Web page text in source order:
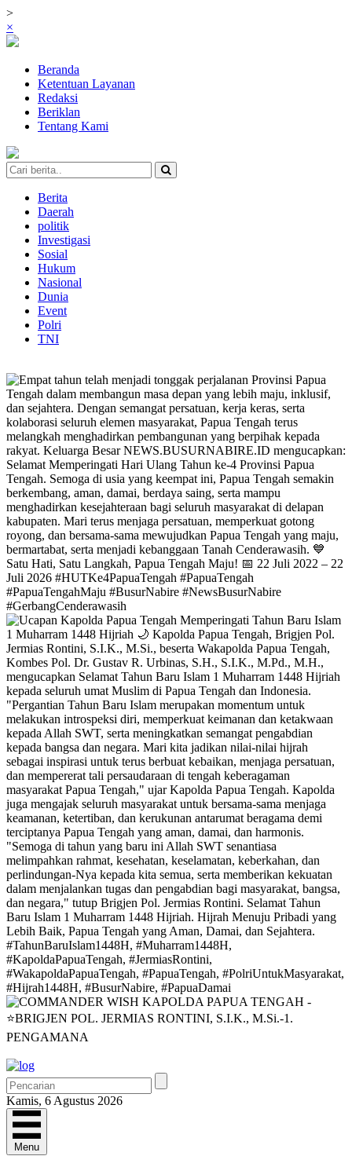
>
×
Beranda
Ketentuan Layanan
Redaksi
Beriklan
Tentang Kami
Berita
Daerah
politik
Investigasi
Sosial
Hukum
Nasional
Dunia
Event
Polri
TNI
Kamis, 6 Agustus 2026
Menu